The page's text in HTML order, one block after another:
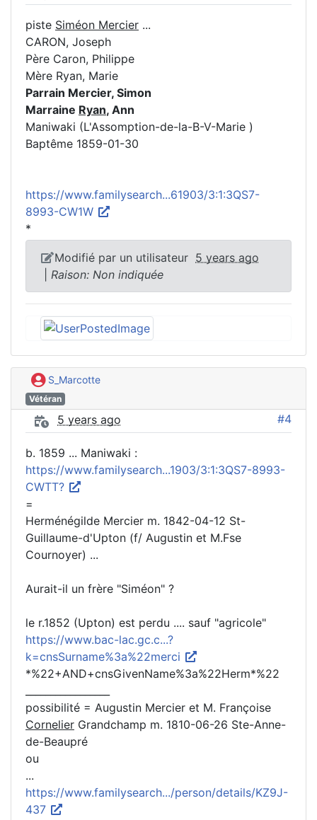
piste Siméon Mercier ...
CARON, Joseph
Père Caron, Philippe
Mère Ryan, Marie
Parrain Mercier, Simon
Marraine Ryan, Ann
Maniwaki (L'Assomption-de-la-B-V-Marie )
Baptême 1859-01-30
https://www.familysearch...61903/3:1:3QS7-
8993-CW1W
*
Modifié par un utilisateur 5 years ago
Raison: Non indiquée
S_Marcotte
Vétéran
5 years ago #4
b. 1859 ... Maniwaki :
https://www.familysearch...1903/3:1:3QS7-8993-
CWTT?
=
Herménégilde Mercier m. 1842-04-12 St-
Guillaume-d'Upton (f/ Augustin et M.Fse
Cournoyer) ...
Aurait-il un frère "Siméon" ?
le r.1852 (Upton) est perdu .... sauf "agricole"
https://www.bac-lac.gc.c...?
k=cnsSurname%3a%22merci
*%22+AND+cnsGivenName%3a%22Herm*%22
possibilité = Augustin Mercier et M. Françoise
Cornelier Grandchamp m. 1810-06-26 Ste-Anne-
de-Beaupré
ou
...
https://www.familysearch.../person/details/KZ9J-
437